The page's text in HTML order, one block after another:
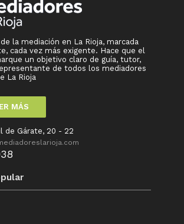
la mediación en La Rioja, marcada
cada vez más exigente. Hace que el
un objetivo claro de guía, tutor,
de todos los mediadores
La Rioja
MÁS
de Gárate, 20 - 22